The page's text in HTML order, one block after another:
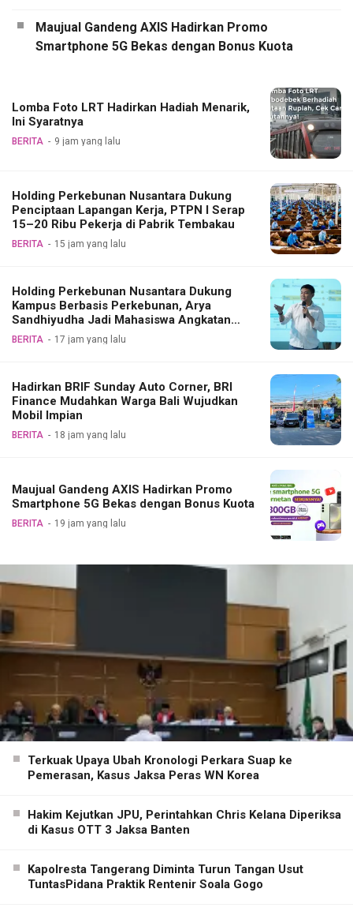
Maujual Gandeng AXIS Hadirkan Promo
Smartphone 5G Bekas dengan Bonus Kuota
Lomba Foto LRT Hadirkan Hadiah Menarik,
Ini Syaratnya
BERITA 9 jam yang lalu
Holding Perkebunan Nusantara Dukung
Penciptaan Lapangan Kerja, PTPN I Serap
15–20 Ribu Pekerja di Pabrik Tembakau
BERITA 15 jam yang lalu
Holding Perkebunan Nusantara Dukung
Kampus Berbasis Perkebunan, Arya
Sandhiyudha Jadi Mahasiswa Angkatan
Pertama Magister ITSI
BERITA 17 jam yang lalu
Hadirkan BRIF Sunday Auto Corner, BRI
Finance Mudahkan Warga Bali Wujudkan
Mobil Impian
BERITA 18 jam yang lalu
Maujual Gandeng AXIS Hadirkan Promo
Smartphone 5G Bekas dengan Bonus Kuota
BERITA 19 jam yang lalu
Terkuak Upaya Ubah Kronologi Perkara Suap ke
Pemerasan, Kasus Jaksa Peras WN Korea
Hakim Kejutkan JPU, Perintahkan Chris Kelana Diperiksa
di Kasus OTT 3 Jaksa Banten
Kapolresta Tangerang Diminta Turun Tangan Usut
TuntasPidana Praktik Rentenir Soala Gogo